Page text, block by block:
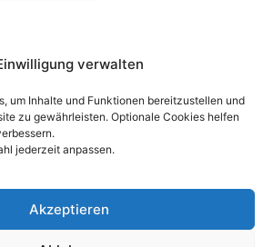
verwalten
um Inhalte und Funktionen bereitzustellen und
zu gewährleisten. Optionale Cookies helfen
jederzeit anpassen.
Akzeptieren
ImpressumBlog